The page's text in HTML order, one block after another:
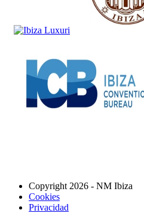
Copyright 2026 - NM Ibiza
Cookies
Privacidad